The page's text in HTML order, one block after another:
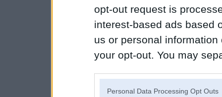
opt-out request is
interest-based ads based
us or personal
your opt-out. You may
Personal Data Processing Opt Outs